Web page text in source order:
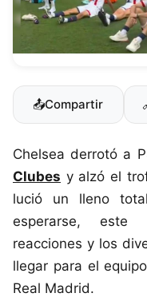
📤Compartir
Chelsea derrotó a
Clubes y alzó el
lució un lleno
esperarse, este
reacciones y los
llegar para el
Real Madrid.